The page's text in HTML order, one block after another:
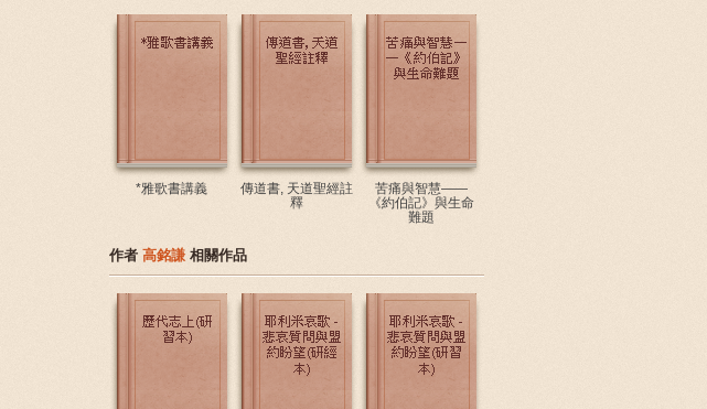
*雅歌書講義
傳道書, 天道聖經註
釋
苦痛與智慧——
《約伯記》與生命
難題
作者 高銘謙 相關作品